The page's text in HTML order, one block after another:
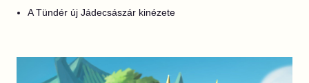
A Tündér új Jádecsászár kinézete